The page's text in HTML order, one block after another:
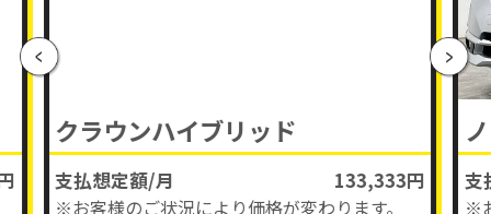
クラウンハイブリッド
支払想定額/月
133,333円
※お客様のご状況により価格が変わります。
支
※